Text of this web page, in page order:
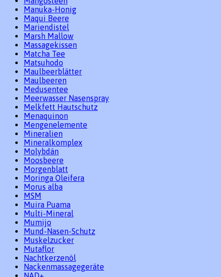
Manuka-Honig
Maqui Beere
Mariendistel
Marsh Mallow
Massagekissen
Matcha Tee
Matsuhodo
Maulbeerblätter
Maulbeeren
Medusentee
Meerwasser Nasenspray
Melkfett Hautschutz
Menaquinon
Mengenelemente
Mineralien
Mineralkomplex
Molybdän
Moosbeere
Morgenblatt
Moringa Oleifera
Morus alba
MSM
Muira Puama
Multi-Mineral
Mumijo
Mund-Nasen-Schutz
Muskelzucker
Mutaflor
Nachtkerzenöl
Nackenmassagegeräte